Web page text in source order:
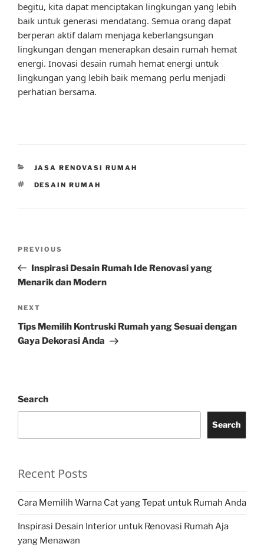
begitu, kita dapat menciptakan lingkungan yang lebih
baik untuk generasi mendatang. Semua orang dapat
berperan aktif dalam menjaga keberlangsungan
lingkungan dengan menerapkan desain rumah hemat
energi. Inovasi desain rumah hemat energi untuk
lingkungan yang lebih baik memang perlu menjadi
perhatian bersama.
CATEGORIES
JASA RENOVASI RUMAH
TAGS
DESAIN RUMAH
Previous
Post
PREVIOUS
Inspirasi Desain Rumah Ide Renovasi yang
Menarik dan Modern
Next
Post
NEXT
Tips Memilih Kontruski Rumah yang Sesuai dengan
Gaya Dekorasi Anda
Search
Search
Recent Posts
Cara Memilih Warna Cat yang Tepat untuk Rumah Anda
Inspirasi Desain Interior untuk Renovasi Rumah Aja
yang Menawan